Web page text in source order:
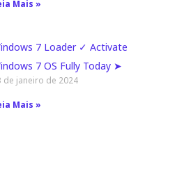
Mais »
7 Loader ✓ Activate
7 OS Fully Today ➤
de janeiro de 2024
Mais »